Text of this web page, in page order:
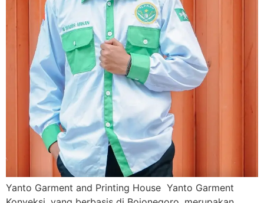
Yanto Garment and Printing House Yanto Garment